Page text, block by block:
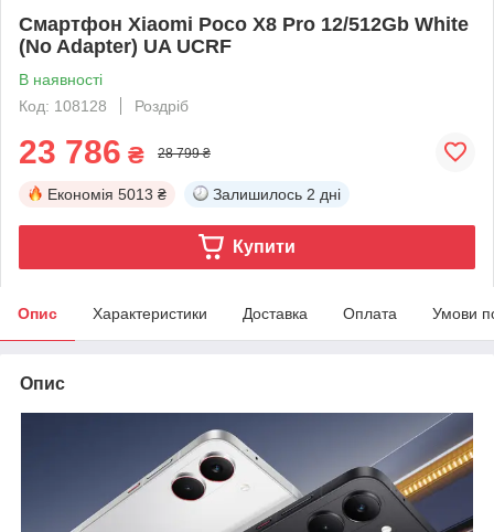
Смартфон Xiaomi Poco X8 Pro 12/512Gb White
(No Adapter) UA UCRF
В наявності
Код: 108128
Роздріб
23 786 ₴ 28 799 ₴
Економія 5013 ₴ Залишилось 2 дні
Купити
Опис Характеристики Доставка Оплата Умови
Опис